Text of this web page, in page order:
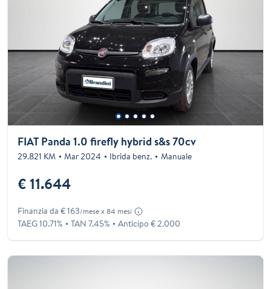
FIAT Panda 1.0 firefly hybrid s&s 70cv
29.821 KM Mar 2024 Ibrida benz. Manuale
€ 11.644
Finanzia da € 163/mese x 84 mesi
TAEG 10.71% TAN 7.45% Anticipo € 2.000